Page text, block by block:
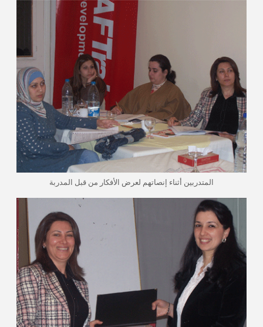
المتدربين أثناء إنصاتهم لعرض الأفكار من قبل المدربة